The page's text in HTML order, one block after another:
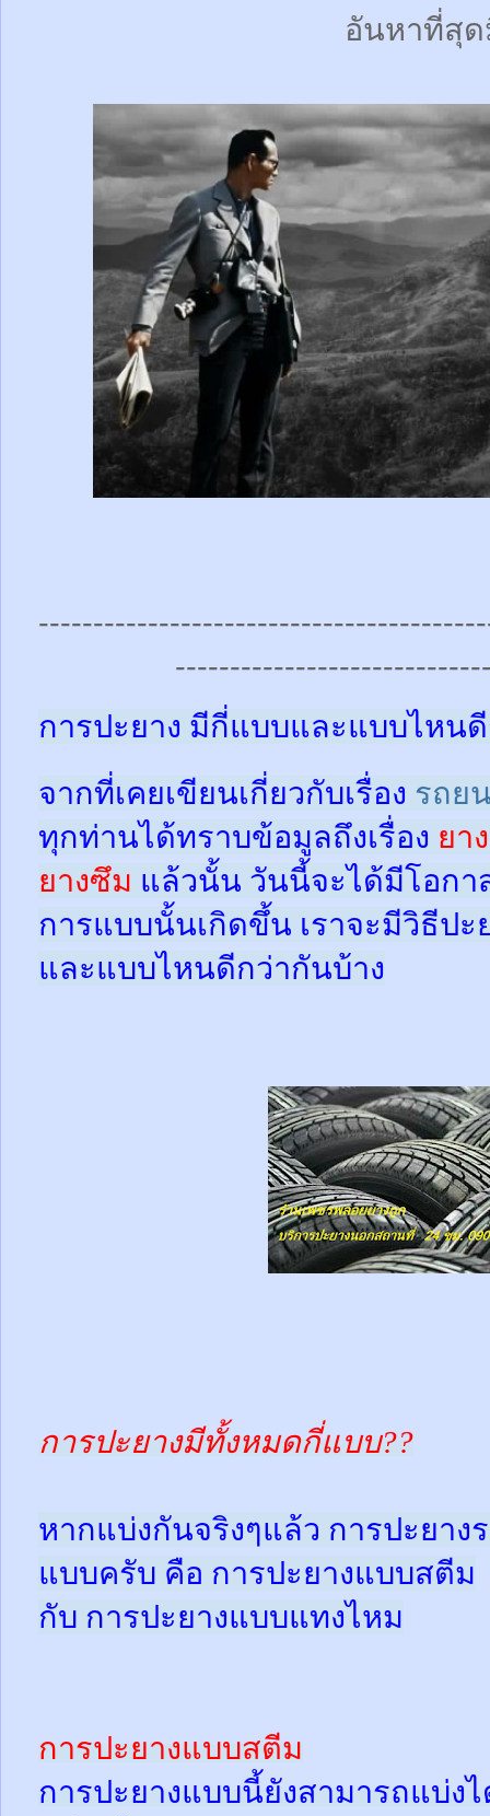
อันหาที่สุ
การปะยาง มีกี่แบบและแบบไหน
จากที่เคยเขียนเกี่ยวกับเรื่อง รถย
ทุกท่านได้ทราบข้อมูลถึงเรื่อง ยา
ยางซึม แล้วนั้น วันนี้จะได้มีโอกา
การแบบนั้นเกิดขึ้น เราจะมีวิธีปะ
และแบบไหนดีกว่ากันบ้าง
การปะยางมีทั้งหมดกี่แบบ??
หากแบ่งกันจริงๆแล้ว การปะยาง
แบบครับ คือ การปะยางแบบสตีม
กับ การปะยางแบบแทงไหม
การปะยางแบบสตีม
การปะยางแบบนี้ยังสามารถแบ่ง